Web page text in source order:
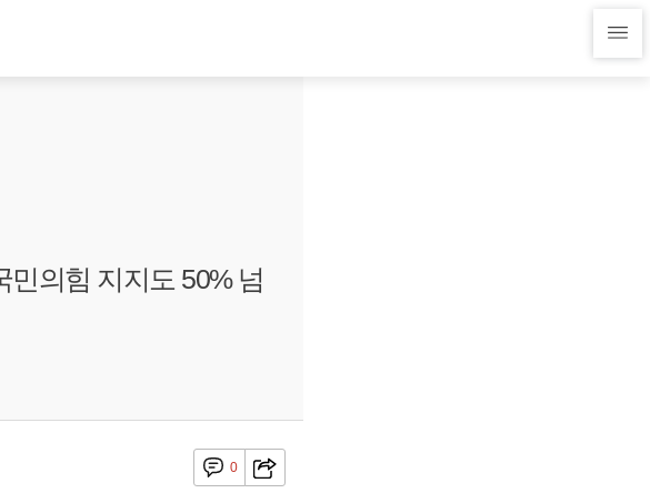
의힘 지지도 50% 넘
0